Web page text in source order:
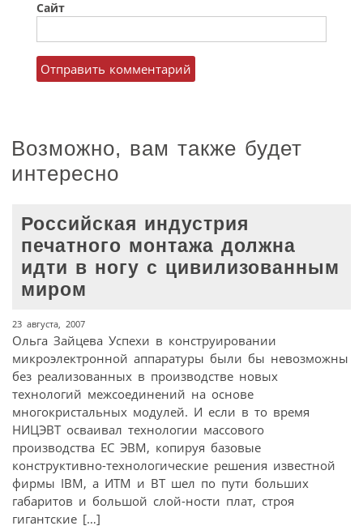
Сайт
Возможно, вам также будет
интересно
Российская индустрия
печатного монтажа должна
идти в ногу с цивилизованным
миром
23 августа, 2007
Ольга Зайцева Успехи в конструировании
микроэлектронной аппаратуры были бы невозможны
без реализованных в производстве новых
технологий межсоединений на основе
многокристальных модулей. И если в то время
НИЦЭВТ осваивал технологии массового
производства ЕС ЭВМ, копируя базовые
конструктивно-технологические решения известной
фирмы IBM, а ИТМ и ВТ шел по пути больших
габаритов и большой слой-ности плат, строя
гигантские […]